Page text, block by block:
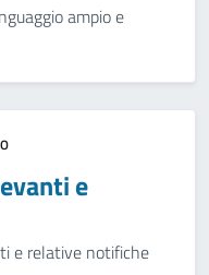
ampio e
e
e relative notifiche